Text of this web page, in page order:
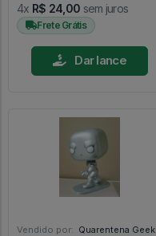
4x R$ 24,00 sem juros
Frete Grátis
Dar lance
Vendido por: Quarentena Geek Store - SP